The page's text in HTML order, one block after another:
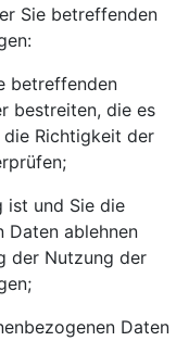
Sie betreffenden
betreffenden
bestreiten, die es
Richtigkeit der
ist und Sie die
Daten ablehnen
der Nutzung der
Daten